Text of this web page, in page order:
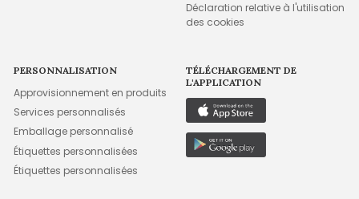
Déclaration relative à l'utilisation
des cookies
PERSONNALISATION
Approvisionnement en produits
Services personnalisés
Emballage personnalisé
Étiquettes personnalisées
Étiquettes personnalisées
TÉLÉCHARGEMENT DE
L'APPLICATION